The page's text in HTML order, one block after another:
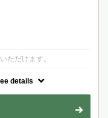
ただけます。
配合ミスト使用。（ヘッ
デコルテ、膝下ORひじ
）
details